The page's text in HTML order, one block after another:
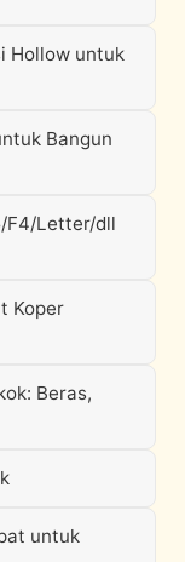
Hollow untuk
Bangun
F4/Letter/dll
Koper
Beras,
untuk